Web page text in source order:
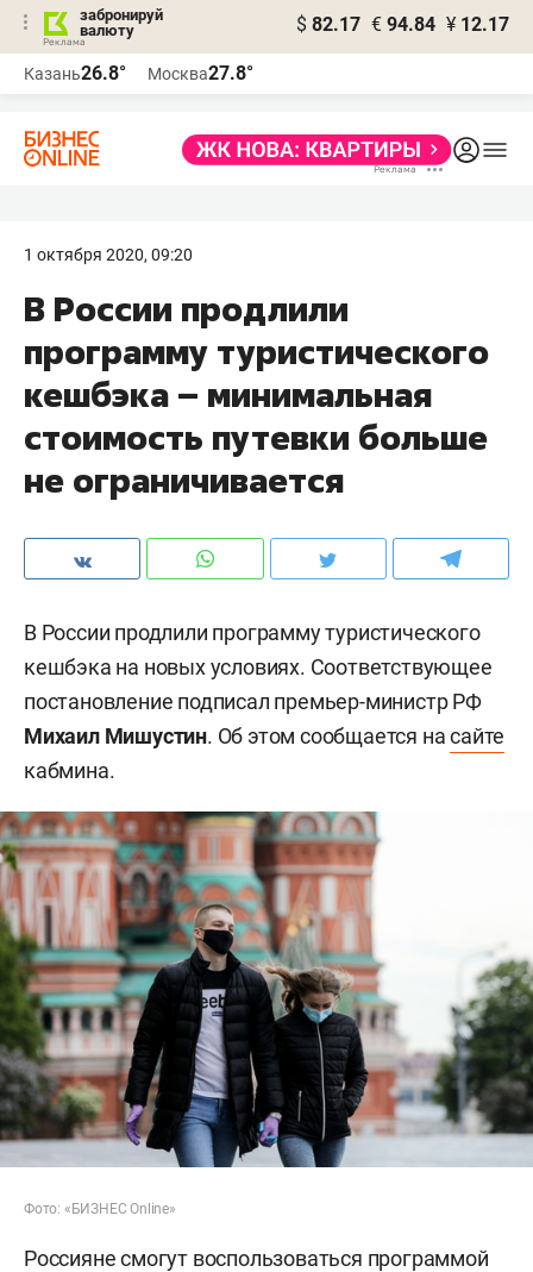
забронируй
валюту
$ 82.17 € 94.84 ¥ 12.17
Казань26.8° Москва27.8°
1 октября 2020, 09:20
В России продлили
программу туристического
кешбэка – минимальная
стоимость путевки больше
не ограничивается
В России продлили программу туристического
кешбэка на новых условиях. Соответствующее
постановление подписал премьер-министр РФ
Михаил Мишустин. Об этом сообщается насайте
кабмина.
Фото: «БИЗНЕС Online»
Россияне смогут воспользоваться программой